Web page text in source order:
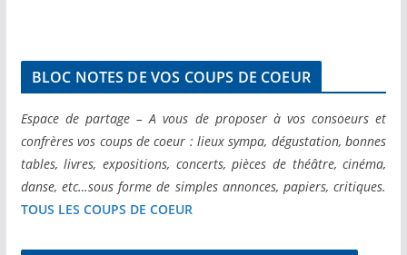
BLOC NOTES DE VOS COUPS DE COEUR
Espace de partage – A vous de proposer à vos consoeurs et
confrères vos coups de coeur : lieux sympa, dégustation, bonnes
tables, livres, expositions, concerts, pièces de théâtre, cinéma,
danse, etc…sous forme de simples annonces, papiers, critiques.
TOUS LES COUPS DE COEUR